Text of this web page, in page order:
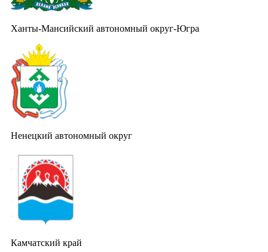
Ханты-Мансийский автономный округ-Югра
Ненецкий автономный округ
Камчатский край